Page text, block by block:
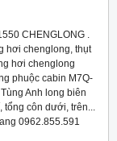
CHENGLONG .
hơi chenglong, thụt
hơi chenglong
phuộc cabin M7Q-
Anh long biên
tổng côn dưới, trên...
0962.855.591